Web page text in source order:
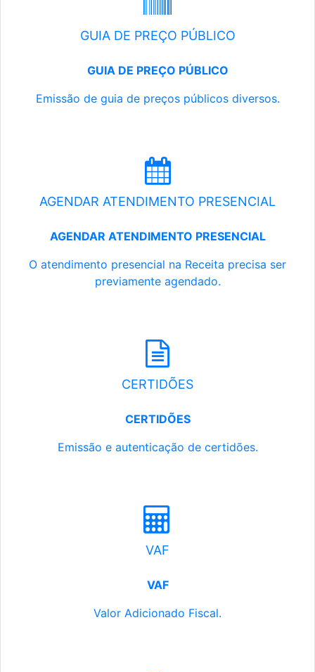
GUIA DE PREÇO PÚBLICO
GUIA DE PREÇO PÚBLICO
Emissão de guia de preços públicos diversos.
AGENDAR ATENDIMENTO PRESENCIAL
AGENDAR ATENDIMENTO PRESENCIAL
O atendimento presencial na Receita precisa ser
previamente agendado.
CERTIDÕES
CERTIDÕES
Emissão e autenticação de certidões.
VAF
VAF
Valor Adicionado Fiscal.